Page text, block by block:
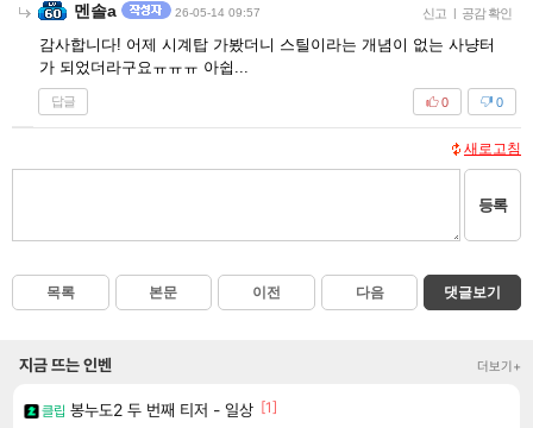
멘솔a 26-05-14 09:57 신고 | 공감 확인
감사합니다! 어제 시계탑 가봤더니 스틸이라는 개념이 없는 사냥터
가 되었더라구요ㅠㅠㅠ 아쉽...
답글 0
0
새로고침
등록
목록 본문 이전 다음 댓글보기
지금 뜨는 인벤 더보기+
클립 봉누도2 두 번째 티저 - 일상 [1]